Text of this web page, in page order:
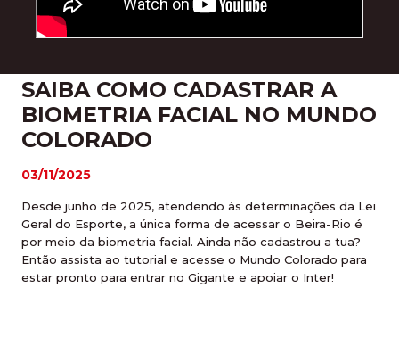
SAIBA COMO CADASTRAR A
BIOMETRIA FACIAL NO MUNDO
COLORADO
03/11/2025
Desde junho de 2025, atendendo às determinações da Lei
Geral do Esporte, a única forma de acessar o Beira-Rio é
por meio da biometria facial. Ainda não cadastrou a tua?
Então assista ao tutorial e acesse o Mundo Colorado para
estar pronto para entrar no Gigante e apoiar o Inter!